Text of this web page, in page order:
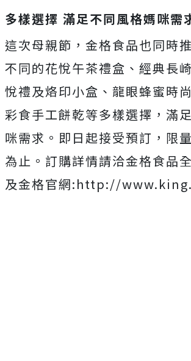
多樣選擇 滿足不同風格媽咪需
這次母親節，金格食品也同時
不同的花悅午茶禮盒、經典長
悅禮及烙印小盒、龍眼蜂蜜時
彩食手工餅乾等多樣選擇，滿
咪需求。即日起接受預訂，限
為止。訂購詳情請洽金格食品
及金格官網:http://